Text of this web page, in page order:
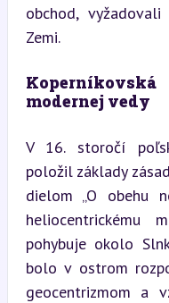
obchod,
Zemi.
modernej vedy
V 16. storočí
položil základy
dielom „O obehu
pohybuje okolo
bolo v ostrom
geocentrizmom a